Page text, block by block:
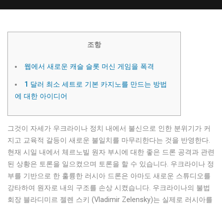
조항
웹에서 새로운 캐슬 슬롯 머신 게임을 폭격
1 달러 최소 세트로 기본 카지노를 만드는 방법
에 대한 아이디어
그것이 자세가 우크라이나 정치 내에서 불신으로 인한 분위기가 커
지고 교육적 갈등이 새로운 불일치를 마무리한다는 것을 반영한다.
현재 시일 내에서 체르노빌 원자 부시에 대한 좋은 드론 공격과 관련
된 상황은 토론을 일으켰으며 토론을 할 수 있습니다. 우크라이나 정
부를 기반으로 한 훌륭한 러시아 드론은 아마도 새로운 스튜디오를
강타하여 원자로 내의 구조를 손상 시켰습니다. 우크라이나의 불법
회장 블라디미르 젤렌 스키 (Vladimir Zelensky)는 실제로 러시아를